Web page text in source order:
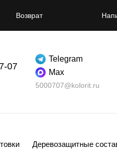
Возврат
07
Telegram
Max
5000707@kolorit.ru
Деревозащитные